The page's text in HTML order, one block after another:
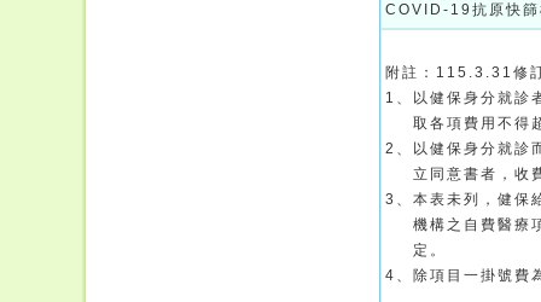
COVID-19抗原快
附註：115.3.31修
1、
以健保身分就診
取各項費用不得
2、
以健保身分就診
立同意書者，收
3、本表未列，健保
機構之自費醫療
定。
4、 除項目一掛號費